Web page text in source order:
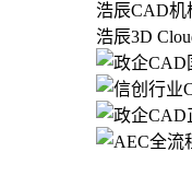
浩辰CAD机
浩辰3D